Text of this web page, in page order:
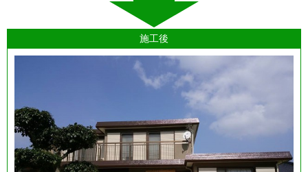
施工後